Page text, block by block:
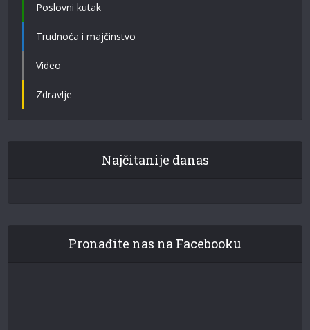
Poslovni kutak
Trudnoća i majčinstvo
Video
Zdravlje
Najčitanije danas
Pronađite nas na Facebooku